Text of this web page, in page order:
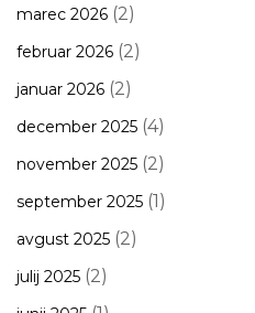
marec 2026 (2)
februar 2026 (2)
januar 2026 (2)
december 2025 (4)
november 2025 (2)
september 2025 (1)
avgust 2025 (2)
julij 2025 (2)